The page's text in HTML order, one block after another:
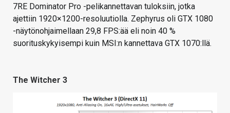
7RE Dominator Pro -pelikannettavan tuloksiin, jotka
ajettiin 1920×1200-resoluutiolla. Zephyrus oli GTX 1080
-näytönohjaimellaan 29,8 FPS:ää eli noin 40 %
suorituskykyisempi kuin MSI:n kannettava GTX 1070:llä.
The Witcher 3